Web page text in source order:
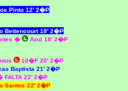
Pinto 12' 2�P
Bettencourt 18' 2�P
� Azul 18' 2�P
10�F 20' 2�P
Baptista 21' 2�P
FALTA 22' 2�P
Santos 22' 2�P